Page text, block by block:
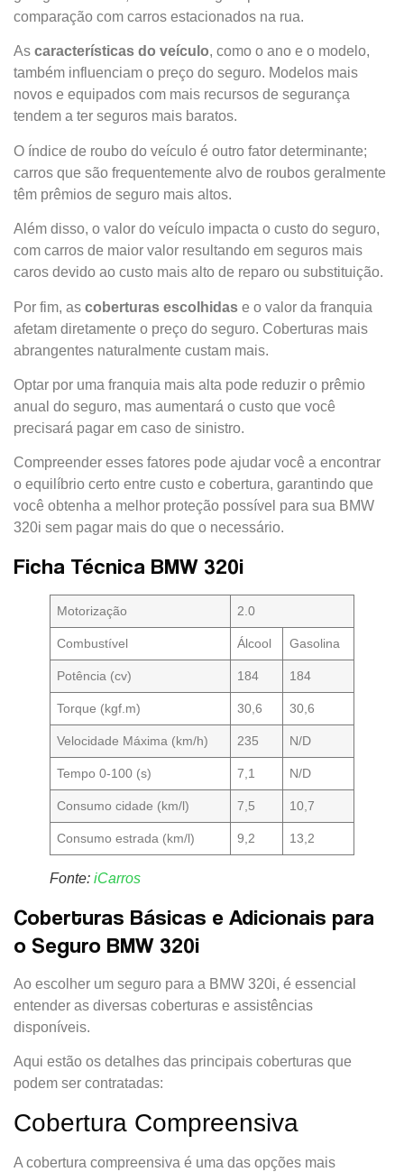
comparação com carros estacionados na rua.
As características do veículo, como o ano e o modelo,
também influenciam o preço do seguro. Modelos mais
novos e equipados com mais recursos de segurança
tendem a ter seguros mais baratos.
O índice de roubo do veículo é outro fator determinante;
carros que são frequentemente alvo de roubos geralmente
têm prêmios de seguro mais altos.
Além disso, o valor do veículo impacta o custo do seguro,
com carros de maior valor resultando em seguros mais
caros devido ao custo mais alto de reparo ou substituição.
Por fim, as coberturas escolhidas e o valor da franquia
afetam diretamente o preço do seguro. Coberturas mais
abrangentes naturalmente custam mais.
Optar por uma franquia mais alta pode reduzir o prêmio
anual do seguro, mas aumentará o custo que você
precisará pagar em caso de sinistro.
Compreender esses fatores pode ajudar você a encontrar
o equilíbrio certo entre custo e cobertura, garantindo que
você obtenha a melhor proteção possível para sua BMW
320i sem pagar mais do que o necessário.
Ficha Técnica BMW 320i
Motorização 2.0
Combustível Álcool Gasolina
Potência (cv) 184 184
Torque (kgf.m) 30,6 30,6
Velocidade Máxima (km/h) 235 N/D
Tempo 0-100 (s) 7,1 N/D
Consumo cidade (km/l) 7,5 10,7
Consumo estrada (km/l) 9,2 13,2
Fonte: iCarros
Coberturas Básicas e Adicionais para
o Seguro BMW 320i
Ao escolher um seguro para a BMW 320i, é essencial
entender as diversas coberturas e assistências
disponíveis.
Aqui estão os detalhes das principais coberturas que
podem ser contratadas:
Cobertura Compreensiva
A cobertura compreensiva é uma das opções mais